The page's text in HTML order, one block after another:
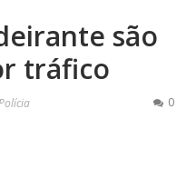
são
tráfico
0